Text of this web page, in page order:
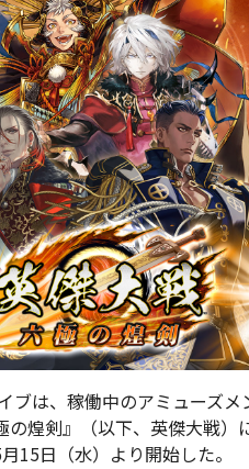
ブは、稼働中のアミューズ
煌剣』（以下、英傑大戦）
15日（水）より開始した。